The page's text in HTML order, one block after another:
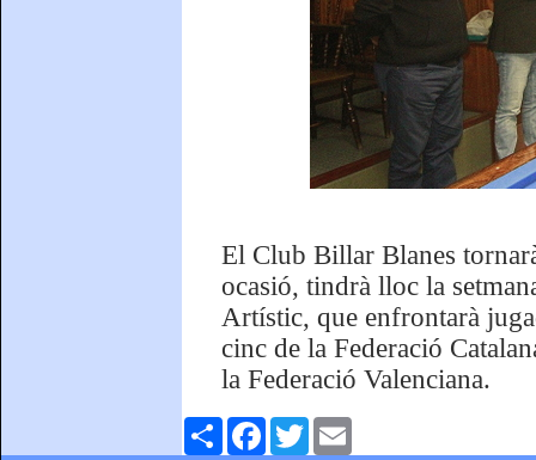
El Club Billar Blanes
ocasió, tindrà lloc la
Artístic, que enfrontarà
cinc de la Federació
la Federació Valenciana.
ComparteixFacebookTwitter